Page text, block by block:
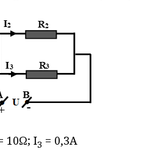
10Ω; I3 = 0,3A